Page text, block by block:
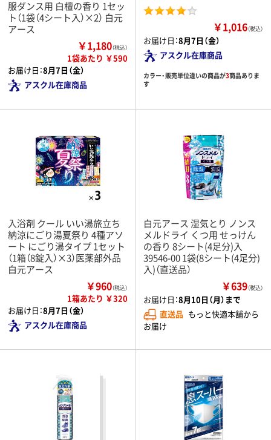
服ダンス用 白檀の香り 1セッ
ト（1袋（4シート入）×2） 白元
アース
￥1,180（税込）
1袋あたり ￥590
お届け日：8月7日（金）
アスクル在庫商品
￥1,016（税込）
お届け日：8月7日（金）
アスクル在庫商品
カラー・販売単位違いの商品が3商品ありま
す
入浴剤 クール いい湯旅立ち
納涼にごり湯夏祭り 4種アソ
ート にごり湯タイプ 1セット
（1箱（8錠入）×3）医薬部外品
白元アース
￥960（税込）
1箱あたり ￥320
お届け日：8月7日（金）
アスクル在庫商品
白元アース 湿気とり ノンス
メルドライ くつ用 せっけん
の香り 8シート(4足分)入
39546-00 1袋(8シート(4足分)
入)（直送品）
￥639（税込）
お届け日：8月10日（月）まで
直送品 もっと快適本舗から
お届け